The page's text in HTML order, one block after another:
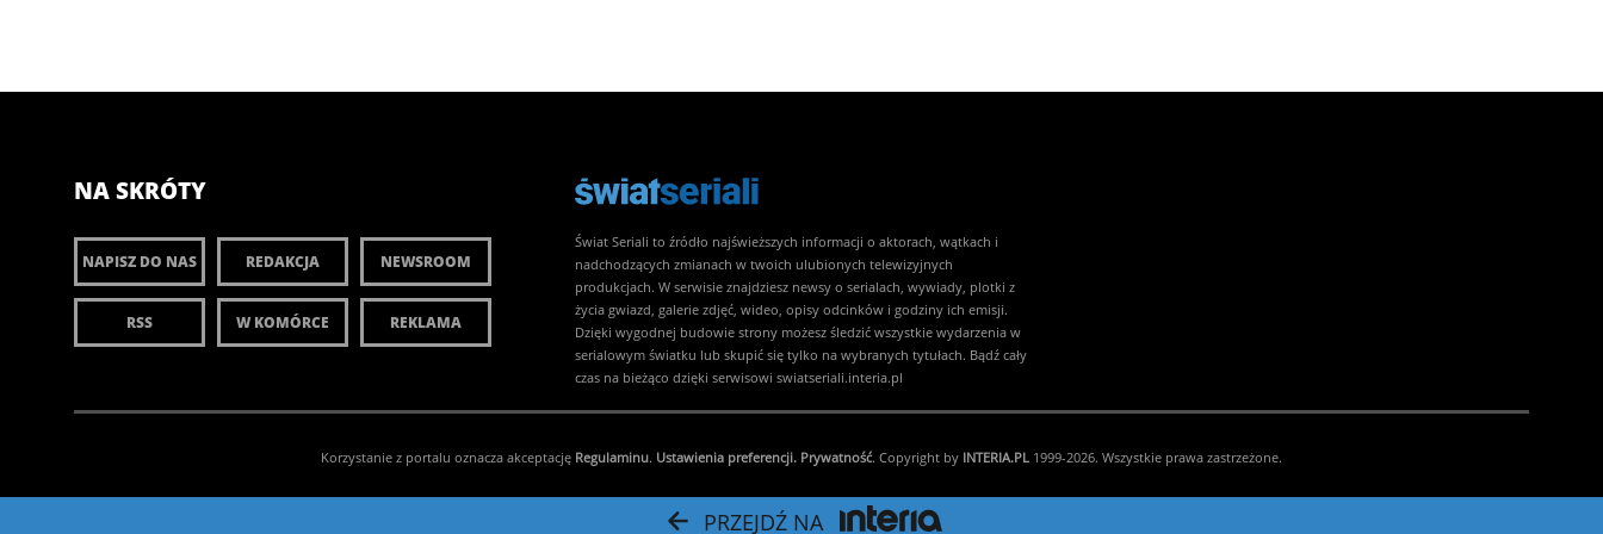
NA SKRÓTY
NAPISZ DO NAS REDAKCJA NEWSROOM
RSS W KOMÓRCE REKLAMA
Świat Seriali to źródło najświeższych informacji o aktorach, wątkach i
nadchodzących zmianach w twoich ulubionych telewizyjnych
produkcjach. W serwisie znajdziesz newsy o serialach, wywiady, plotki z
życia gwiazd, galerie zdjęć, wideo, opisy odcinków i godziny ich emisji.
Dzięki wygodnej budowie strony możesz śledzić wszystkie wydarzenia w
serialowym światku lub skupić się tylko na wybranych tytułach. Bądź cały
czas na bieżąco dzięki serwisowi swiatseriali.interia.pl
Korzystanie z portalu oznacza akceptację Regulaminu. Ustawienia preferencji. Prywatność. Copyright by INTERIA.PL 1999-2026. Wszystkie prawa zastrzeżone.
PRZEJDŹ NA